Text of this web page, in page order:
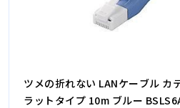
ツメの折れない LANケーブル カ
ラットタイプ 10m ブルー